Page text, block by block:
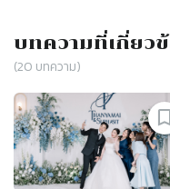
บทความที่เกี่ยว
(20 บทความ)